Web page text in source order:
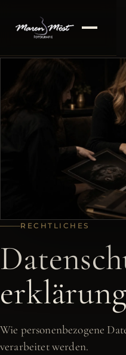
RECHTLICHES
erklärung
Wie personenbezogene
verarbeitet werden.